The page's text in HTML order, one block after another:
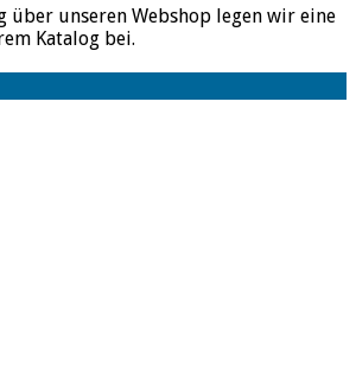
über unseren Webshop legen wir eine
Katalog bei.